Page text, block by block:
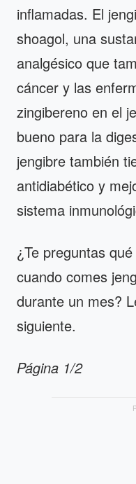
inflamadas. El
shoagol, una
analgésico que
cáncer y las
zingibereno en el
bueno para la
jengibre también
antidiabético y
sistema
¿Te preguntas
cuando comes
durante un mes?
siguiente.
Página 1/2